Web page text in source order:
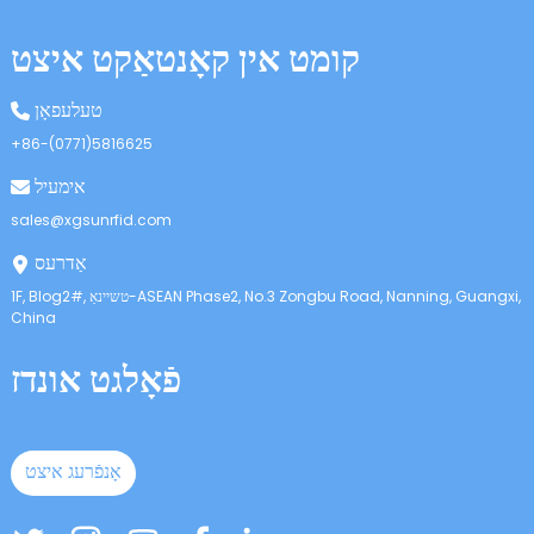
קומט אין קאָנטאַקט איצט
טעלעפאָן
+86-(0771)5816625
אימעיל
sales@xgsunrfid.com
אַדרעס
1F, Blog2#, טשיינאַ-ASEAN Phase2, No.3 Zongbu Road, Nanning, Guangxi,
China
פֿאָלגט אונדז
אָנפֿרעג איצט